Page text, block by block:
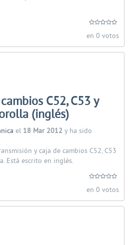
en 0 votos
C52, C53 y
(inglés)
el 18 Mar 2012 y ha sido
y caja de cambios C52, C53
Está escrito en inglés.
en 0 votos